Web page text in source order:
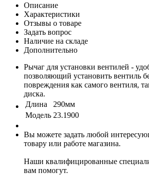
Описание
Характеристики
Отзывы о товаре
Задать вопрос
Наличие на складе
Дополнительно
Рычаг для установки вентилей -
позволяющий установить вентиль
повреждения как самого вентиля,
диска.
Длина
290мм
Модель 23.1900
Вы можете задать любой
товару или работе магазина.
Наши квалифицированные
вам помогут.